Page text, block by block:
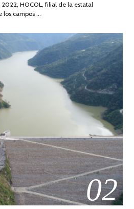
2026
HOCOL, filial de la estatal
los campos …
02